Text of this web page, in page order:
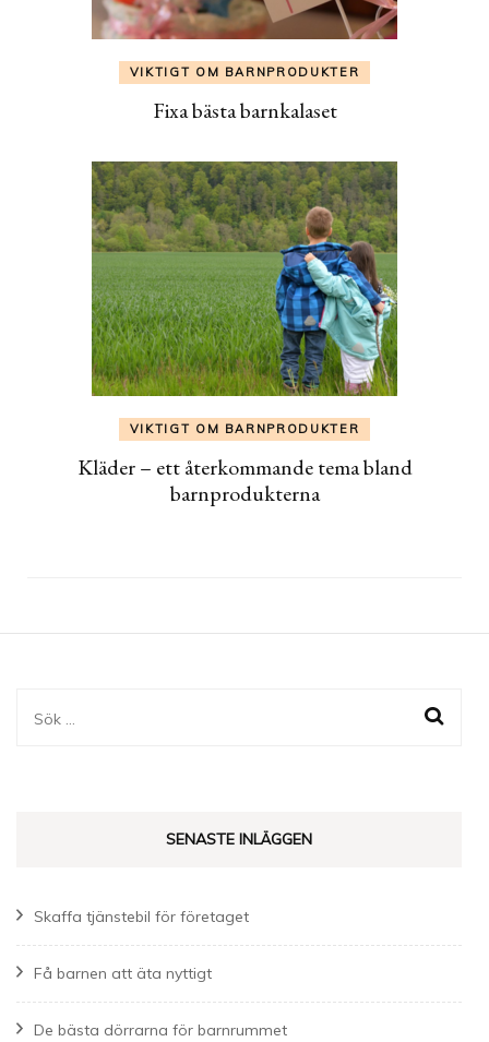
VIKTIGT OM BARNPRODUKTER
Fixa bästa barnkalaset
VIKTIGT OM BARNPRODUKTER
Kläder – ett återkommande tema bland
barnprodukterna
Sök
SENASTE INLÄGGEN
Skaffa tjänstebil för företaget
Få barnen att äta nyttigt
De bästa dörrarna för barnrummet